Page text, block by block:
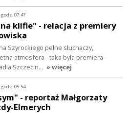
godz. 07:47
klifie" - relacja z premiery
Szyrockiego pełne słuchaczy,
atmosfera - taka była premiera
Szczecin… » więcej
godz. 05:54
- reportaż Małgorzaty
Elmerych